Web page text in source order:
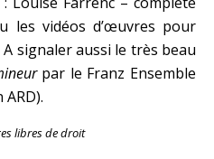
les vidéos d’œuvres pour
signaler aussi le très beau
par le Franz Ensemble
libres de droit